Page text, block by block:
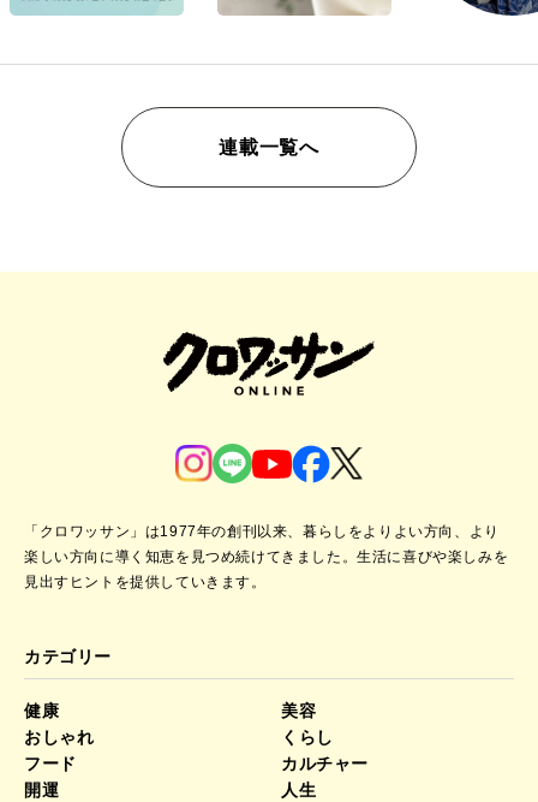
連載一覧へ
「クロワッサン」は1977年の創刊以来、暮らしをよりよい方向、より
楽しい方向に導く知恵を見つめ続けてきました。生活に喜びや楽しみを
見出すヒントを提供していきます。
カテゴリー
健康
美容
おしゃれ
くらし
フード
カルチャー
開運
人生